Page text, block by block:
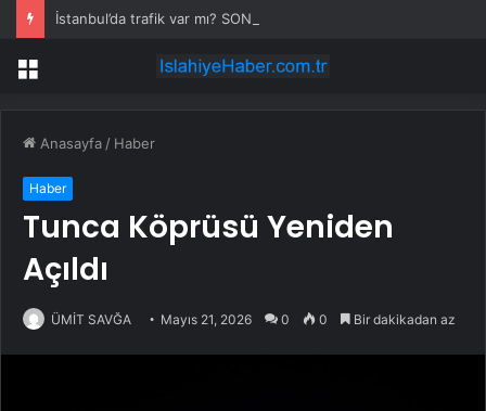
Menü
Anasayfa / Haber
Haber
Tunca Köprüsü Yeniden
Açıldı
ÜMİT SAVĞA Mayıs 21, 2026 0 0 Bir dakikadan az